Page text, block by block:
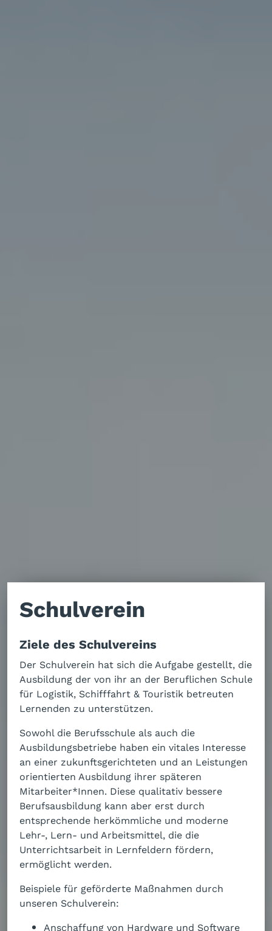
Schulverein
Ziele des Schulvereins
Der Schulverein hat sich die Aufgabe gestellt, die
Ausbildung der von ihr an der Beruflichen Schule
für Logistik, Schifffahrt & Touristik betreuten
Lernenden zu unterstützen.
Sowohl die Berufsschule als auch die
Ausbildungsbetriebe haben ein vitales Interesse
an einer zukunftsgerichteten und an Leistungen
orientierten Ausbildung ihrer späteren
Mitarbeiter*Innen. Diese qualitativ bessere
Berufsausbildung kann aber erst durch
entsprechende herkömmliche und moderne
Lehr-, Lern- und Arbeitsmittel, die die
Unterrichtsarbeit in Lernfeldern fördern,
ermöglicht werden.
Beispiele für geförderte Maßnahmen durch
unseren Schulverein:
Anschaffung von Hardware und Software